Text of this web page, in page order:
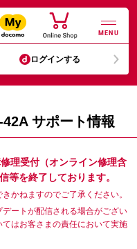
MENU
ログインする
サポート情報
理受付（オンライン修理含
等を終了しております。
かねますのでご了承ください。
ートが配信される場合がござい
はお客さまの責任において実施